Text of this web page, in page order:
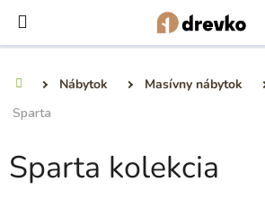
obsah
Nábytok Masívny nábytok
Sparta
Sparta kolekcia